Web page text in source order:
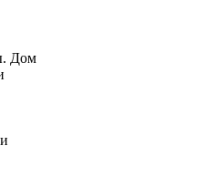
Дом